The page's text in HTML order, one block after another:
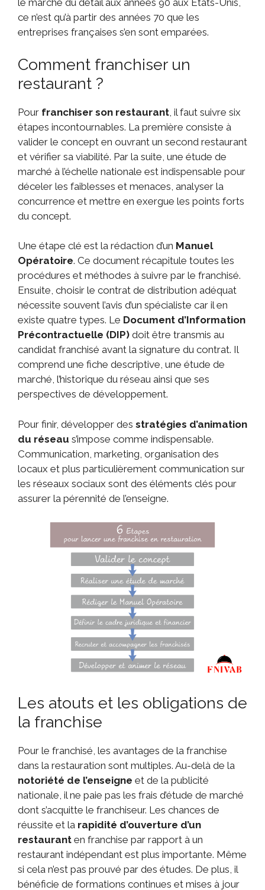
le marché du détail aux années 90 aux États-Unis,
ce n’est qu’à partir des années 70 que les
entreprises françaises s’en sont emparées.
Comment franchiser un
restaurant ?
Pour franchiser son restaurant , il faut suivre six
étapes incontournables. La première consiste à
valider le concept en ouvrant un second restaurant
et vérifier sa viabilité. Par la suite, une étude de
marché à l’échelle nationale est indispensable pour
déceler les faiblesses et menaces, analyser la
concurrence et mettre en exergue les points forts
du concept.
Une étape clé est la rédaction d’un Manuel
Opératoire. Ce document récapitule toutes les
procédures et méthodes à suivre par le franchisé.
Ensuite, choisir le contrat de distribution adéquat
nécessite souvent l’avis d’un spécialiste car il en
existe quatre types. Le Document d’Information
Précontractuelle (DIP) doit être transmis au
candidat franchisé avant la signature du contrat. Il
comprend une fiche descriptive, une étude de
marché, l’historique du réseau ainsi que ses
perspectives de développement.
Pour finir, développer des stratégies d’animation
du réseau s’impose comme indispensable.
Communication, marketing, organisation des
locaux et plus particulièrement communication sur
les réseaux sociaux sont des éléments clés pour
assurer la pérennité de l’enseigne.
Les atouts et les obligations de
la franchise
Pour le franchisé, les avantages de la franchise
dans la restauration sont multiples. Au-delà de la
notoriété de l’enseigne et de la publicité
nationale, il ne paie pas les frais d’étude de marché
dont s’acquitte le franchiseur. Les chances de
réussite et la rapidité d’ouverture d’un
restaurant en franchise par rapport à un
restaurant indépendant est plus importante. Même
si cela n’est pas prouvé par des études. De plus, il
bénéficie de formations continues et mises à jour